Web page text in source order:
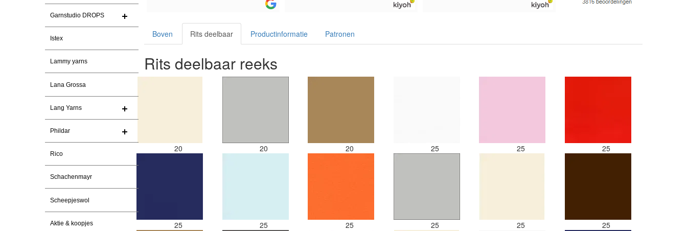
Garnstudio DROPS
Istex
Lammy yarns
Lana Grossa
Lang Yarns
Phildar
Rico
Schachenmayr
Scheepjeswol
Aktie & koopjes
Boven Rits deelbaar Productinformatie Patronen
Rits deelbaar reeks
20 20 20 25 25 25
25 25 25 25 25 25